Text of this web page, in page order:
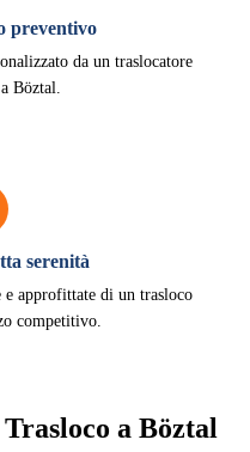
preventivo
da un traslocatore
Böztal.
serenità
approfittate di un trasloco
competitivo.
a Böztal